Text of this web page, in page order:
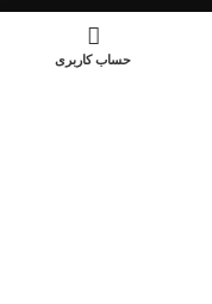
حساب کاربری